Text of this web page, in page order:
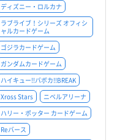
ディズニー・ロルカナ
ラブライブ！シリーズ オフィシ
ャルカードゲーム
ゴジラカードゲーム
ガンダムカードゲーム
ハイキュー!!バボカ!!BREAK
Xross Stars
ニベルアリーナ
ハリー・ポッター カードゲーム
Reバース